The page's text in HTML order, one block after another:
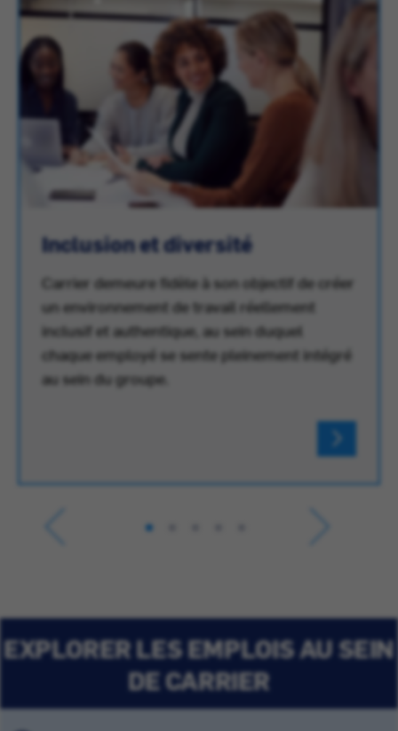
Inclusion et diversité
Carrier demeure fidèle à son objectif de créer
un environnement de travail réellement
inclusif et authentique, au sein duquel
chaque employé se sente pleinement intégré
au sein du groupe.
EXPLORER LES EMPLOIS AU SEIN
DE CARRIER